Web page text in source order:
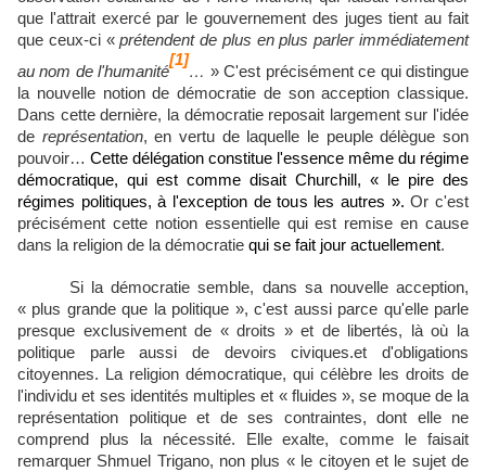
que l'attrait exercé par le gouvernement des juges tient au fait
que ceux-ci «prétendent de plus en plus parler immédiatement
au nom de l'humanité
[1]
… » C'est précisément ce qui distingue
la nouvelle notion de démocratie de son acception classique.
Dans cette dernière, la démocratie reposait largement sur l'idée
de représentation, en vertu de laquelle le peuple délègue son
pouvoir… Cette délégation constitue l'essence même du régime
démocratique, qui est comme disait Churchill, « le pire des
régimes politiques, à l'exception de tous les autres ».Or c'est
précisément cette notion essentielle qui est remise en cause
dans la religion de la démocratie qui se fait jour actuellement.
Si la démocratie semble, dans sa nouvelle acception,
« plus grande que la politique », c'est aussi parce qu'elle parle
presque exclusivement de « droits » et de libertés, là où la
politique parle aussi de devoirs civiques.et d'obligations
citoyennes. La religion démocratique, qui célèbre les droits de
l'individu et ses identités multiples et « fluides », se moque de la
représentation politique et de ses contraintes, dont elle ne
comprend plus la nécessité. Elle exalte, comme le faisait
remarquer Shmuel Trigano, non plus « le citoyen et le sujet de